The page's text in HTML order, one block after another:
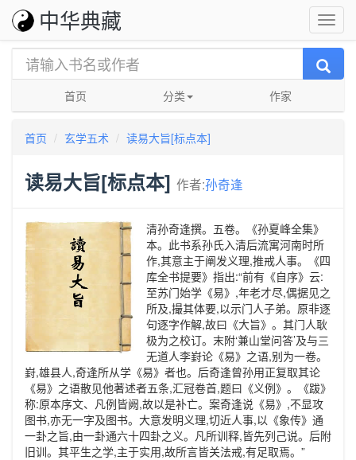
中华典藏
首页 分类 作家
首页 玄学五术 读易大旨[标点本]
读易大旨[标点本] 作者:孙奇逢
清孙奇逢撰。五卷。《孙夏峰全集》
本。此书系孙氏入清后流寓河南时所
作,其意主于阐发义理,推戒人事。《四
库全书提要》指出:“前有《自序》云:
至苏门始学《易》,年老才尽,偶据见之
所及,撮其体要,以示门人子弟。原非逐
句逐字作解,故曰《大旨》。其门人耿
极为之校订。末附‘兼山堂问答’及与三
无道人李崶论《易》之语,别为一卷。
崶,雄县人,奇逢所从学《易》者也。后奇逢曾孙用正复取其论
《易》之语散见他著述者五条,汇冠卷首,题曰《义例》。《跋》
称:原本序文、凡例皆阙,故以是补亡。案奇逢说《易》,不显攻
图书,亦无一字及图书。大意发明义理,切近人事,以《象传》通
一卦之旨,由一卦通六十四卦之义。凡所训释,皆先列己说。后附
旧训。其平生之学,主于实用,故所言皆关法戒,有足取焉。”